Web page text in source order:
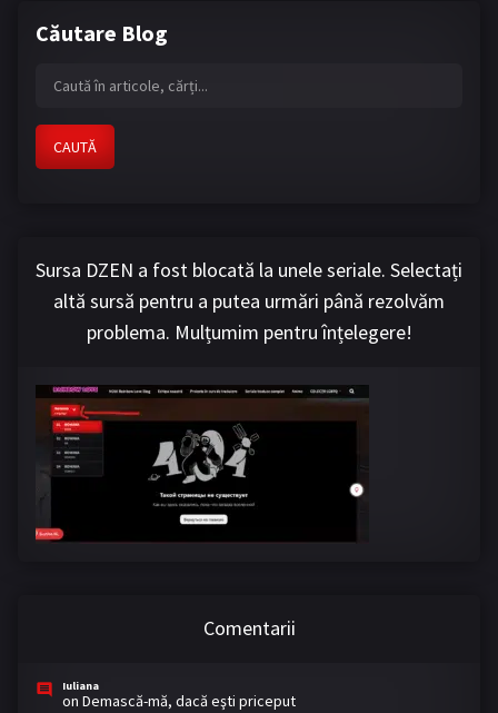
Căutare Blog
CAUTĂ
Sursa DZEN a fost blocată la unele seriale. Selectați
altă sursă pentru a putea urmări până rezolvăm
problema. Mulțumim pentru înțelegere!
Comentarii
Iuliana
on Demască-mă, dacă eşti priceput